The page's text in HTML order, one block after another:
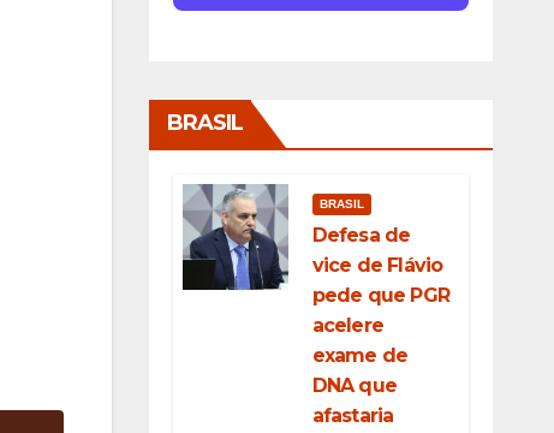
BRASIL
BRASIL
Defesa de
vice de Flávio
pede que PGR
acelere
exame de
DNA que
afastaria